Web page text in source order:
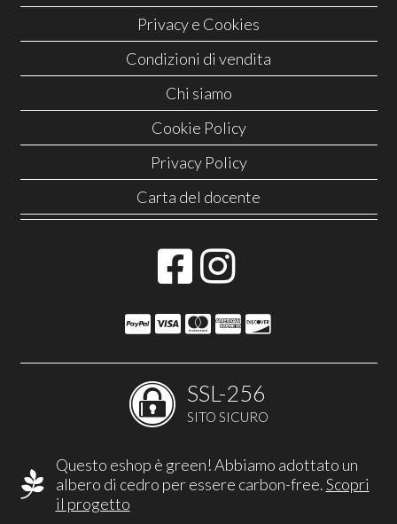
Privacy e Cookies
Condizioni di vendita
Chi siamo
Cookie Policy
Privacy Policy
Carta del docente
SSL-256
SITO SICURO
Questo eshop è green! Abbiamo adottato un
albero di cedro per essere carbon-free.Scopri
il progetto